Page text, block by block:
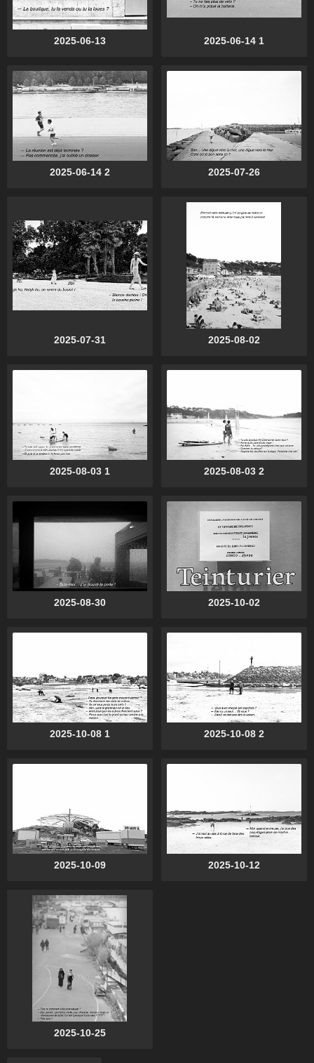
2025-06-13 2025-06-14 1
2025-06-14 2 2025-07-26
2025-07-31 2025-08-02
2025-08-03 1 2025-08-03 2
2025-08-30 2025-10-02
2025-10-08 1 2025-10-08 2
2025-10-09 2025-10-12
2025-10-25